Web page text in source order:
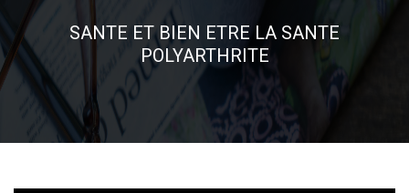
SANTE ET BIEN ETRE LA SANTE
POLYARTHRITE